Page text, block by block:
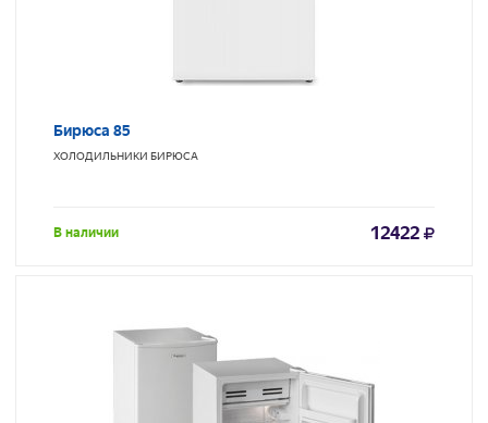
Бирюса 85
ХОЛОДИЛЬНИКИ БИРЮСА
В наличии 12422